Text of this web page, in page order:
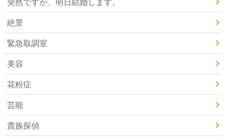
絶景
緊急取調室
美容
花粉症
芸能
貴族探偵